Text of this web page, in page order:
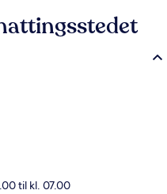
til kl. 07.00